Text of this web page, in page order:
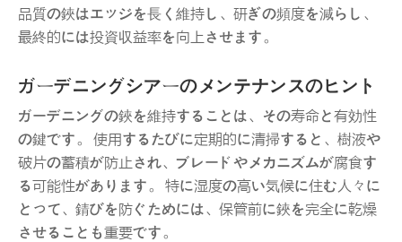
品質の鋏はエッジを長く維持し、研ぎの頻度を減らし、
最終的には投資収益率を向上させます。
ガーデニングシアーのメンテナンスのヒント
ガーデニングの鋏を維持することは、その寿命と有効性
の鍵です。 使用するたびに定期的に清掃すると、樹液や
破片の蓄積が防止され、ブレードやメカニズムが腐食す
る可能性があります。 特に湿度の高い気候に住む人々に
とって、錆びを防ぐためには、保管前に鋏を完全に乾燥
させることも重要です。